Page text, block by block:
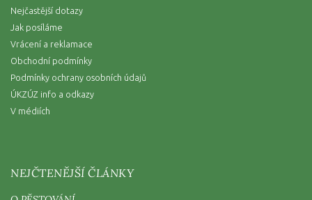
Nejčastější dotazy
Jak posíláme
Vrácení a reklamace
Obchodní podmínky
Podmínky ochrany osobních údajů
ÚKZÚZ info a odkazy
V médiích
NEJČTENĚJŠÍ ČLÁNKY